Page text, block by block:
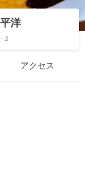
洋
アクセス